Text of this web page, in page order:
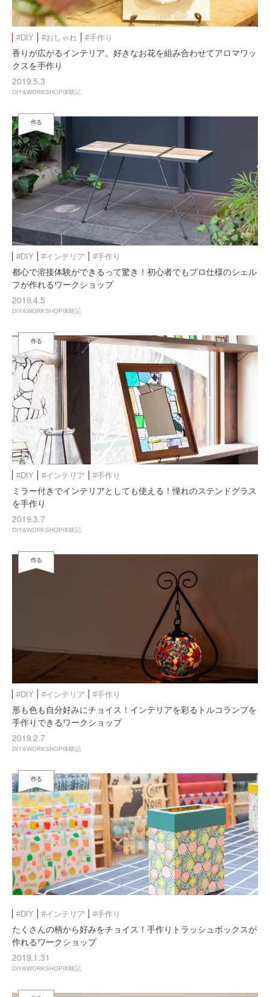
#DIY #おしゃれ #手作り
香りが広がるインテリア。好きなお花を組み合わせてアロマワッ
クスを手作り
2019.5.3
DIY&WORKSHOP体験記
作る
#DIY #インテリア #手作り
都心で溶接体験ができるって驚き！初心者でもプロ仕様のシェル
フが作れるワークショップ
2019.4.5
DIY&WORKSHOP体験記
作る
#DIY #インテリア #手作り
ミラー付きでインテリアとしても使える！憧れのステンドグラス
を手作り
2019.3.7
DIY&WORKSHOP体験記
作る
#DIY #インテリア #手作り
形も色も自分好みにチョイス！インテリアを彩るトルコランプを
手作りできるワークショップ
2019.2.7
DIY&WORKSHOP体験記
作る
#DIY #インテリア #手作り
たくさんの柄から好みをチョイス！手作りトラッシュボックスが
作れるワークショップ
2019.1.31
DIY&WORKSHOP体験記